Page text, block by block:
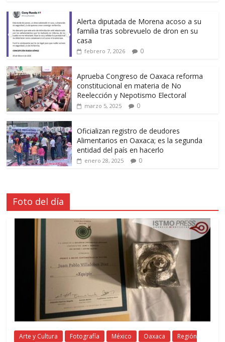
Alerta diputada de Morena acoso a su
familia tras sobrevuelo de dron en su
casa
febrero 7, 2026 0
Aprueba Congreso de Oaxaca reforma
constitucional en materia de No
Reelección y Nepotismo Electoral
marzo 5, 2025 0
Oficializan registro de deudores
Alimentarios en Oaxaca; es la segunda
entidad del país en hacerlo
enero 28, 2025 0
Foto del día
Arte y Cultura Fotografía México Oaxaca
Región